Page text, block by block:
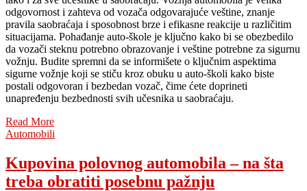
odgovornost i zahteva od vozača odgovarajuće veštine, znanje
pravila saobraćaja i sposobnost brze i efikasne reakcije u različitim
situacijama. Pohađanje auto-škole je ključno kako bi se obezbedilo
da vozači steknu potrebno obrazovanje i veštine potrebne za sigurnu
vožnju. Budite spremni da se informišete o ključnim aspektima
sigurne vožnje koji se stiču kroz obuku u auto-školi kako biste
postali odgovoran i bezbedan vozač, čime ćete doprineti
unapređenju bezbednosti svih učesnika u saobraćaju.
Read More
Automobili
Kupovina polovnog automobila – na šta
treba obratiti posebnu pažnju